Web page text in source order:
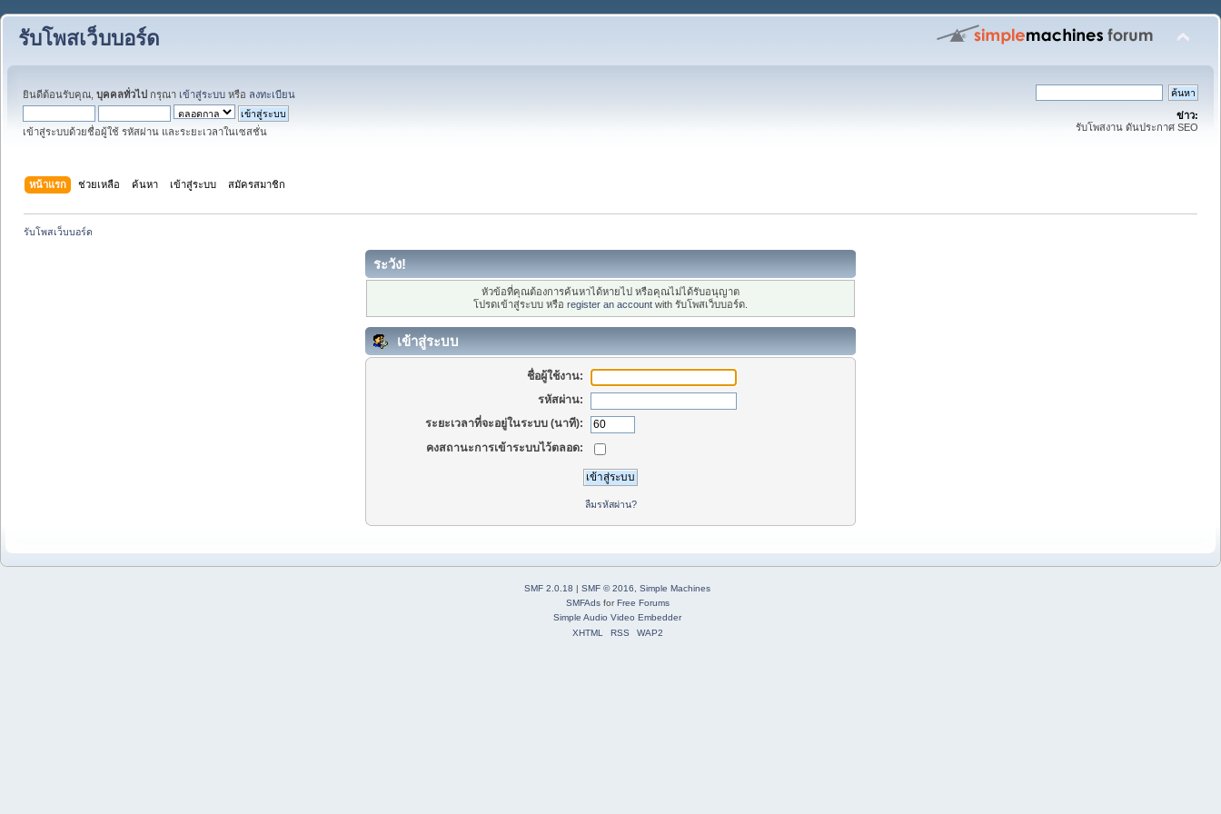
รับโพสเว็บบอร์ด
ยินดีต้อนรับคุณ, บุคคลทั่วไป กรุณา เข้าสู่ระบบ หรือ ลงทะเบียน
เข้าสู่ระบบด้วยชื่อผู้ใช้ รหัสผ่าน และระยะเวลาในเซสชั่น
ข่าว:
รับโพสงาน ดันประกาศ SEO
หน้าแรก ช่วยเหลือ ค้นหา เข้าสู่ระบบ สมัครสมาชิก
รับโพสเว็บบอร์ด
ระวัง!
หัวข้อที่คุณต้องการค้นหาได้หายไป หรือคุณไม่ได้รับอนุญาต
โปรดเข้าสู่ระบบ หรือ register an account with รับโพสเว็บบอร์ด.
เข้าสู่ระบบ
ชื่อผู้ใช้งาน:
รหัสผ่าน:
ระยะเวลาที่จะอยู่ในระบบ (นาที):
คงสถานะการเข้าระบบไว้ตลอด:
ลืมรหัสผ่าน?
SMF 2.0.18 | SMF © 2016
Simple Machines
SMFAdsforFree Forums
Simple Audio Video Embedder
XHTML
RSS WAP2